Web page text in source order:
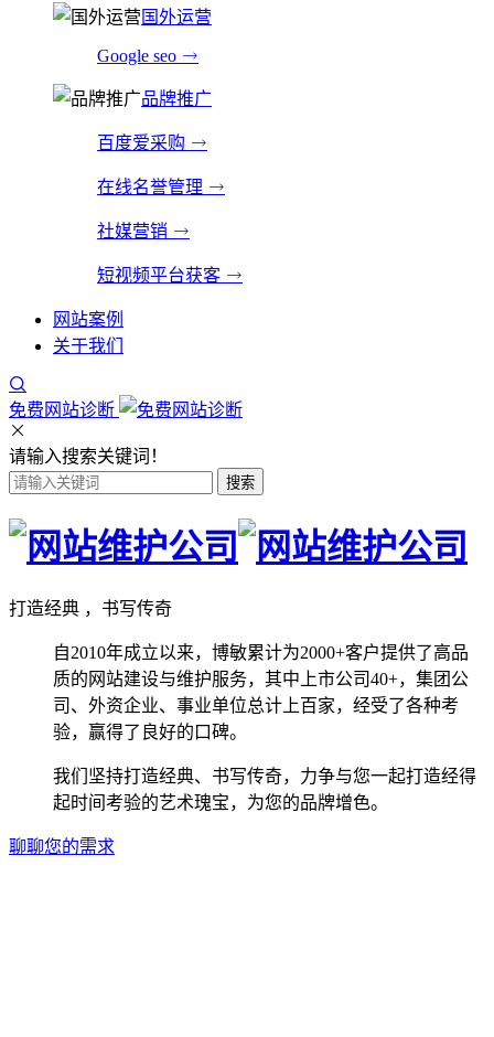
国外运营
Google seo
品牌推广
百度爱采购
在线名誉管理
社媒营销
短视频平台获客
网站案例
关于我们
免费网站诊断
请输入搜索关键词！
搜索
打造经典 ，书写传奇
自2010年成立以来，博敏累计为2000+客户提供了高品
质的网站建设与维护服务，其中上市公司40+，集团公
司、外资企业、事业单位总计上百家，经受了各种考
验，赢得了良好的口碑。
我们坚持打造经典、书写传奇，力争与您一起打造经得
起时间考验的艺术瑰宝，为您的品牌增色。
聊聊您的需求